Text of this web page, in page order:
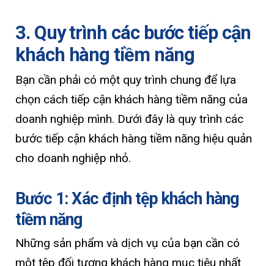
3. Quy trình các bước tiếp cận
khách hàng tiềm năng
Bạn cần phải có một quy trình chung để lựa
chọn cách tiếp cận khách hàng tiềm năng của
doanh nghiệp mình. Dưới đây là quy trình các
bước tiếp cận khách hàng tiềm năng hiệu quản
cho doanh nghiệp nhỏ.
Bước 1: Xác định tệp khách hàng
tiềm năng
Những sản phẩm và dịch vụ của bạn cần có
một tệp đối tượng khách hàng mục tiêu nhất